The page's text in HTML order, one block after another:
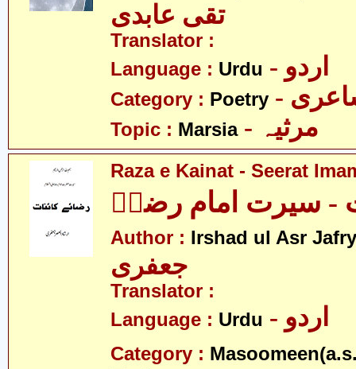
تقی عابدی
Translator :
Language : Urdu - اردو
Category : Poetry
Topic : Marsia - مرثیہ
Raza e Kainat - Seerat
- سیرت امام رضاؑ
Author : Irshad ul Asr Jafry
جعفری
Translator :
Language : Urdu - اردو
Category :